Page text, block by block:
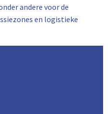
andere voor de
en logistieke